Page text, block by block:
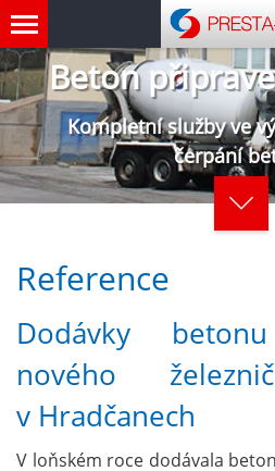
Beton
Kompletní služby ve
čerpání
Reference
Dodávky
nového
v Hradčanech
V loňském roce dodávala